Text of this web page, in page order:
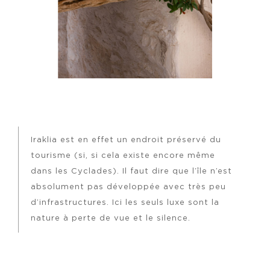
Iraklia est en effet un endroit préservé du
tourisme (si, si cela existe encore même
dans les Cyclades). Il faut dire que l’île n’est
absolument pas développée avec très peu
d’infrastructures. Ici les seuls luxe sont la
nature à perte de vue et le silence.